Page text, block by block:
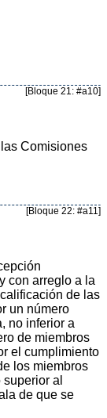
[Bloque 21: #a10]
Comisiones
[Bloque 22: #a11]
con arreglo a la
de las
un número
no inferior a
de miembros
el cumplimiento
los miembros
al
de que se